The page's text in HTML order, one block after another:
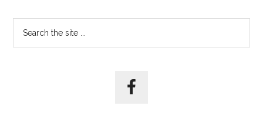
Αρχική
Πλευρική